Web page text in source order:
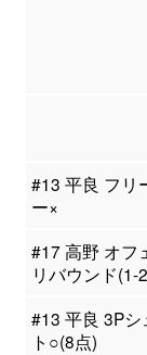
#13 平良 フリ
ー×
#17 高野 オフ
リバウンド(1-
#13 平良 3Pシ
ト○(8点)